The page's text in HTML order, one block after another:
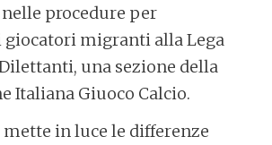
procedure per
giocatori migranti alla Lega
una sezione della
Italiana Giuoco Calcio.
in luce le differenze